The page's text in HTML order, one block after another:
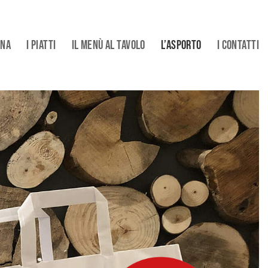
I PIATTI IL MENÙ AL TAVOLO L’ASPORTO I CONTATTI